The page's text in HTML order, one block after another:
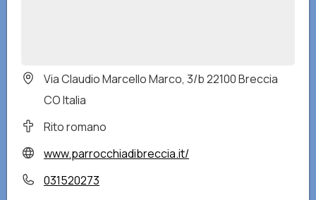
Via Claudio Marcello Marco, 3/b 22100 Breccia
CO Italia
Rito romano
www.parrocchiadibreccia.it/
031520273